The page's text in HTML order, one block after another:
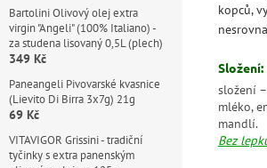
Bartolini Olivový olej extra
virgin "Angeli" (100% Italiano) -
za studena lisovaný 0,5L (plech)
349 Kč
Paneangeli Pivovarské kvasnice
(Lievito Di Birra 3x7g) 21g
69 Kč
VITAVIGOR Grissini - tradiční
tyčinky s extra panenským
kopců,
Složení:
složení
mléko,
mandlí.
Bez